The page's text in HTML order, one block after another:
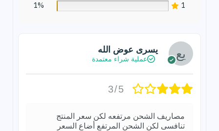
1
1%
يسرى عوض الله
عملية شراء معتمدة
3/5
مصاريف الشحن مرتفعه لكن سعر المنتج
تنافسى لكن الشحن المرتفع أضاع السعر